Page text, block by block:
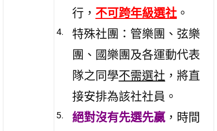
行， 不可跨年級選社。
特殊社團：管樂團、弦樂
團、國樂團及各運動代表
隊之同學不需選社 ，將直
接安排為該社社員。
絕對沒有先選先贏，時間